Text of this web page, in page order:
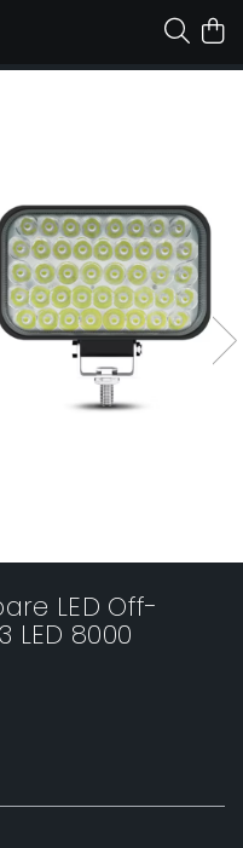
LED Off-
LED 8000